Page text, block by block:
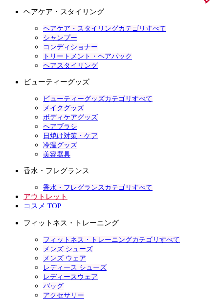
ヘアケア・スタイリング
ヘアケア・スタイリングカテゴリすべて
シャンプー
コンディショナー
トリートメント・ヘアパック
ヘアスタイリング
ビューティーグッズ
ビューティーグッズカテゴリすべて
メイクグッズ
ボディケアグッズ
ヘアブラシ
日焼け対策・ケア
冷温グッズ
美容器具
香水・フレグランス
香水・フレグランスカテゴリすべて
アウトレット
コスメ TOP
フィットネス・トレーニング
フィットネス・トレーニングカテゴリすべて
メンズ シューズ
メンズ ウェア
レディース シューズ
レディースウェア
バッグ
アクセサリー